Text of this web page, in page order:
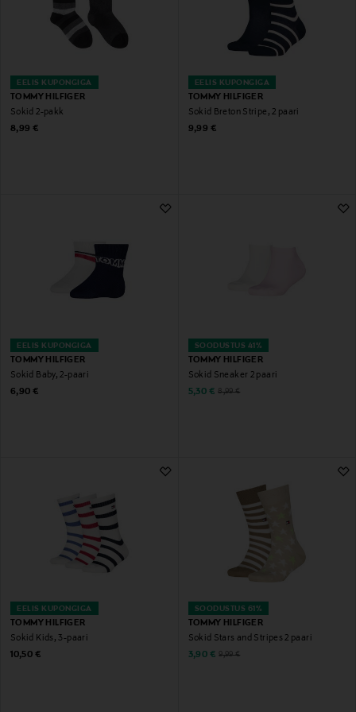
EELIS KUPONGIGA
TOMMY HILFIGER
Sokid 2-pakk
Original Price
8,99 €
EELIS KUPONGIGA
TOMMY HILFIGER
Sokid Breton Stripe, 2 paari
Original Price
9,99 €
EELIS KUPONGIGA
TOMMY HILFIGER
Sokid Baby, 2-paari
Original Price
6,90 €
SOODUSTUS 41%
TOMMY HILFIGER
Sokid Sneaker 2 paari
Discounted Price
5,30 € Original Price
8,99 €
EELIS KUPONGIGA
TOMMY HILFIGER
Sokid Kids, 3-paari
Original Price
10,50 €
SOODUSTUS 61%
TOMMY HILFIGER
Sokid Stars and Stripes 2 paari
Discounted Price
3,90 € Original Price
9,99 €